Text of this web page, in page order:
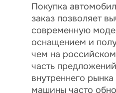
Покупка
заказ позволяет
современную
оснащением и
чем на
часть
внутреннего рынка
машины часто